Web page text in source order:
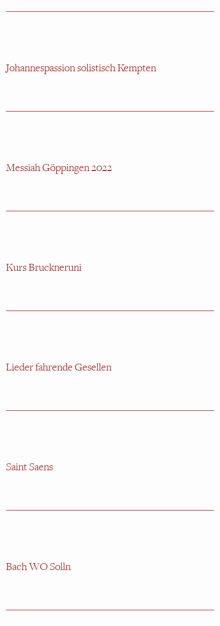
Johannespassion solistisch Kempten
Messiah Göppingen 2022
Kurs Bruckneruni
Lieder fahrende Gesellen
Saint Saens
Bach WO Solln